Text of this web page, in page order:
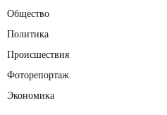
Общество
Политика
Происшествия
Фоторепортаж
Экономика